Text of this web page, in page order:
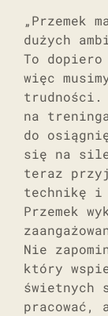
„Przemek
dużych
To
więc
trudności.
na
do
się na
teraz
technikę i
Przemek
Nie
który
świetnych
pracować,